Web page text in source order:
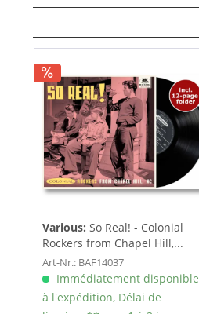
Various: So Real! - Colonial
Rockers from Chapel Hill,...
Art-Nr.: BAF14037
Immédiatement disponible
à l'expédition, Délai de